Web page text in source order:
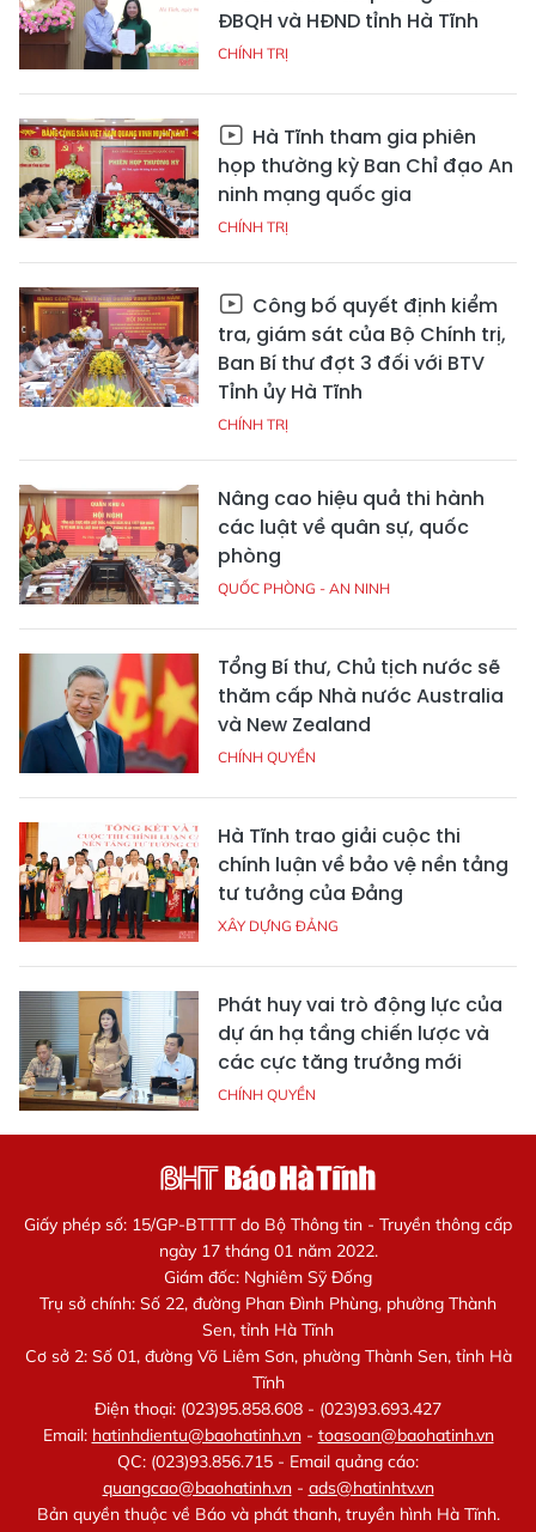
ĐBQH và HĐND tỉnh Hà Tĩnh
CHÍNH TRỊ
Hà Tĩnh tham gia phiên
họp thường kỳ Ban Chỉ đạo An
ninh mạng quốc gia
CHÍNH TRỊ
Công bố quyết định kiểm
tra, giám sát của Bộ Chính trị,
Ban Bí thư đợt 3 đối với BTV
Tỉnh ủy Hà Tĩnh
CHÍNH TRỊ
Nâng cao hiệu quả thi hành
các luật về quân sự, quốc
phòng
QUỐC PHÒNG - AN NINH
Tổng Bí thư, Chủ tịch nước sẽ
thăm cấp Nhà nước Australia
và New Zealand
CHÍNH QUYỀN
Hà Tĩnh trao giải cuộc thi
chính luận về bảo vệ nền tảng
tư tưởng của Đảng
XÂY DỰNG ĐẢNG
Phát huy vai trò động lực của
dự án hạ tầng chiến lược và
các cực tăng trưởng mới
CHÍNH QUYỀN
Giấy phép số: 15/GP-BTTTT do Bộ Thông tin - Truyền thông cấp
ngày 17 tháng 01 năm 2022.
Giám đốc: Nghiêm Sỹ Đống
Trụ sở chính: Số 22, đường Phan Đình Phùng, phường Thành
Sen, tỉnh Hà Tĩnh
Cơ sở 2: Số 01, đường Võ Liêm Sơn, phường Thành Sen, tỉnh Hà
Tĩnh
Điện thoại: (023)95.858.608 - (023)93.693.427
Email: hatinhdientu@baohatinh.vn- toasoan@baohatinh.vn
QC: (023)93.856.715 - Email quảng cáo:
quangcao@baohatinh.vn- ads@hatinhtv.vn
Bản quyền thuộc về Báo và phát thanh, truyền hình Hà Tĩnh.